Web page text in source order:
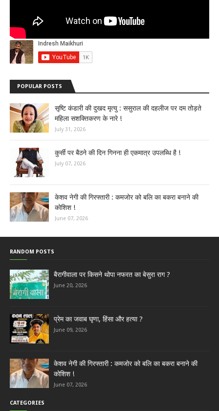
POPULAR POSTS
सृष्टि कंडारी की दुखद मृत्यु : ससुराल की दहलीज पर दम तोड़ते
महिला सशक्तिकरण के नारे !
July 31, 2026
कुर्सी पर बैठने की दिन गिनना ही एकमात्र उपलब्धि है !
July 07, 2026
केशव नेगी की गिरफ्तारी : कमजोर को बलि का बकरा बनाने की
कोशिश !
June 07, 2026
RANDOM POSTS
बैरागीवाला पर किसने थोपा नफरत का बेसुरा राग ?
June 20, 2026
प्रेम का जवाब घृणा, हिंसा और हत्या ?
June 09, 2026
केशव नेगी की गिरफ्तारी : कमजोर को बलि का बकरा बनाने की
कोशिश !
June 07, 2026
CATEGORIES